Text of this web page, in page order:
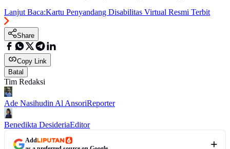
Lanjut Baca:Kartu Penyandang Disabilitas Virtual Resmi Terbit
Share
Copy Link
Batal
Tim Redaksi
Ade Nasihudin Al AnsoriReporter
Benedikta DesideriaEditor
Add